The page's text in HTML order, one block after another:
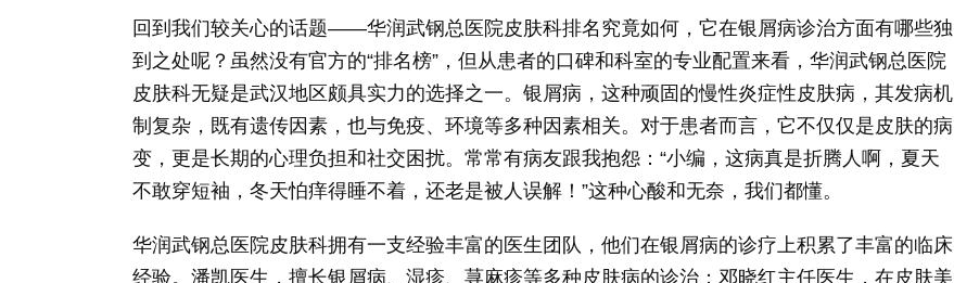
回到我们较关心的话题——华润武钢总医院皮肤科排名究竟如何，它在银屑病诊治方面有哪些独
到之处呢？虽然没有官方的“排名榜”，但从患者的口碑和科室的专业配置来看，华润武钢总医院
皮肤科无疑是武汉地区颇具实力的选择之一。银屑病，这种顽固的慢性炎症性皮肤病，其发病机
制复杂，既有遗传因素，也与免疫、环境等多种因素相关。对于患者而言，它不仅仅是皮肤的病
变，更是长期的心理负担和社交困扰。常常有病友跟我抱怨：“小编，这病真是折腾人啊，夏天
不敢穿短袖，冬天怕痒得睡不着，还老是被人误解！”这种心酸和无奈，我们都懂。
华润武钢总医院皮肤科拥有一支经验丰富的医生团队，他们在银屑病的诊疗上积累了丰富的临床
经验。潘凯医生，擅长银屑病、湿疹、荨麻疹等多种皮肤病的诊治；邓晓红主任医生，在皮肤美